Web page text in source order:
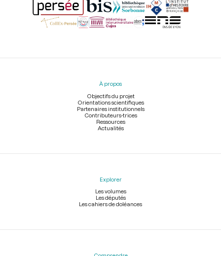
Menu
À propos
Objectifs du projet
Orientations scientifiques
Partenaires institutionnels
Contributeurs-trices
Ressources
Actualités
Explorer
Les volumes
Les députés
Les cahiers de doléances